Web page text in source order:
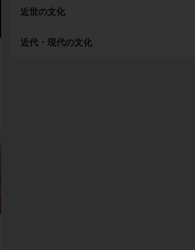
近世の文化
近代・現代の文化